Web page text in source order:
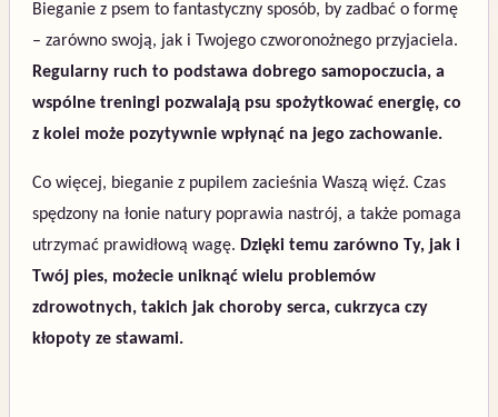
Bieganie z psem to fantastyczny sposób, by zadbać o formę
– zarówno swoją, jak i Twojego czworonożnego przyjaciela.
Regularny ruch to podstawa dobrego samopoczucia, a
wspólne treningi pozwalają psu spożytkować energię, co
z kolei może pozytywnie wpłynąć na jego zachowanie.
Co więcej, bieganie z pupilem zacieśnia Waszą więź. Czas
spędzony na łonie natury poprawia nastrój, a także pomaga
utrzymać prawidłową wagę. Dzięki temu zarówno Ty, jak i
Twój pies, możecie uniknąć wielu problemów
zdrowotnych, takich jak choroby serca, cukrzyca czy
kłopoty ze stawami.